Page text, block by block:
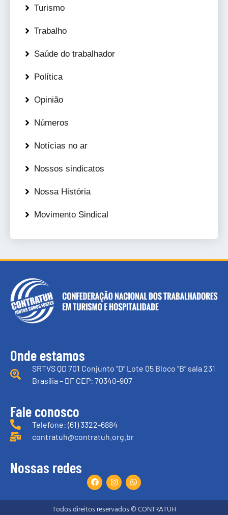
Turismo
Trabalho
Saúde do trabalhador
Política
Opinião
Números
Notícias no ar
Nossos sindicatos
Nossa História
Movimento Sindical
Onde estamos
SRTVS QD 701 Conjunto “D” Lote 05 Bloco “B” sala 231
Brasília – DF CEP: 70340-907
Fale conosco
Telefone: (61) 3322-6884
contratuh@contratuh.org.br
Nossas redes
Todos direitos reservados © CONTRATUH